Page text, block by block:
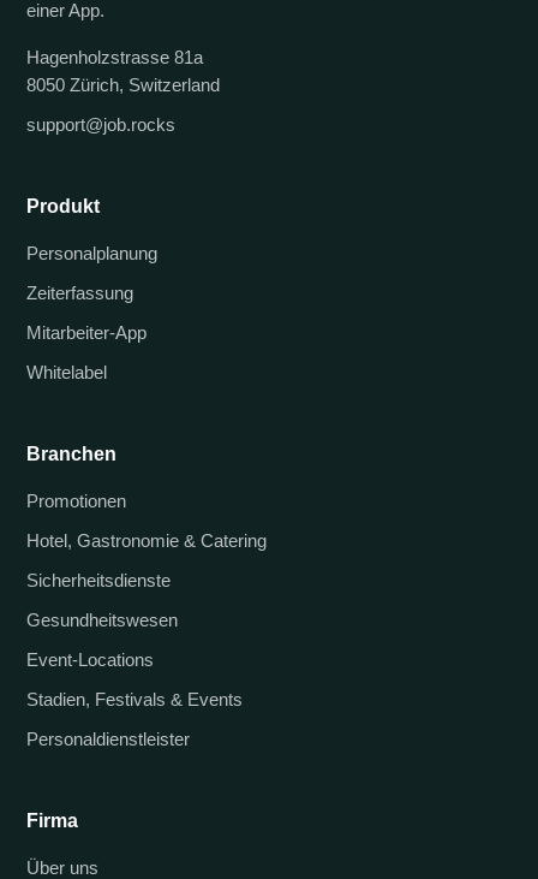
einer App.
Hagenholzstrasse 81a
8050 Zürich, Switzerland
support@job.rocks
Produkt
Personalplanung
Zeiterfassung
Mitarbeiter-App
Whitelabel
Branchen
Promotionen
Hotel, Gastronomie & Catering
Sicherheitsdienste
Gesundheitswesen
Event-Locations
Stadien, Festivals & Events
Personaldienstleister
Firma
Über uns